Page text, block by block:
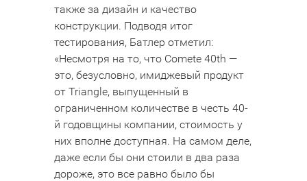
также за дизайн и качество
конструкции. Подводя итог
тестирования, Батлер отметил:
«Несмотря на то, что Comete 40th —
это, безусловно, имиджевый продукт
от Triangle, выпущенный в
ограниченном количестве в честь 40-
й годовщины компании, стоимость у
них вполне доступная. На самом деле,
даже если бы они стоили в два раза
дороже, это все равно было бы